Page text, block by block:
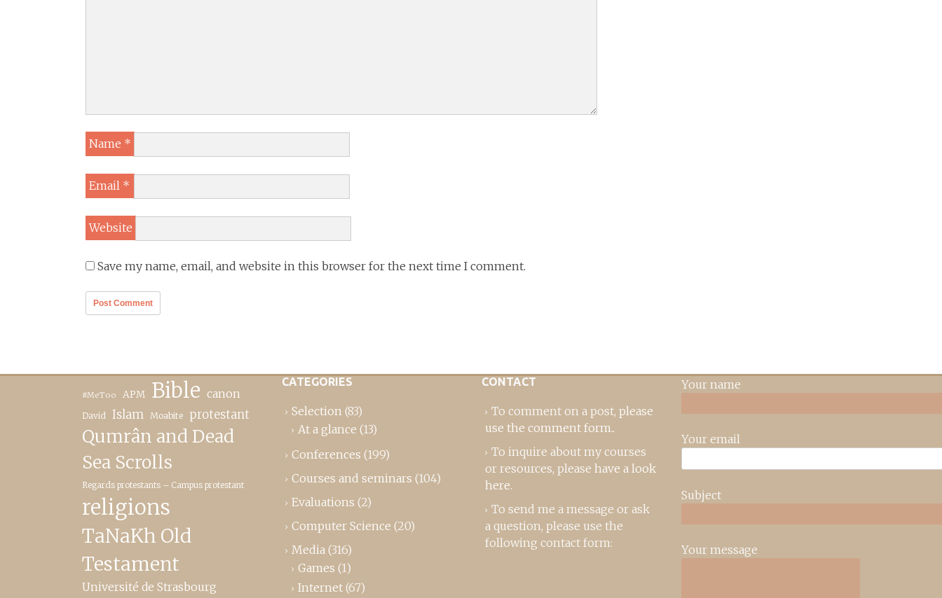
Name *
Email *
Website
Save my name, email, and website in this browser for the next time I comment.
#MeToo APM Bible canon
David Islam Moabite protestant
Qumrân and Dead
Sea Scrolls
Regards protestants – Campus protestant
religions
TaNaKh Old
Testament
Université de Strasbourg
CATEGORIES
Selection (83)
At a glance (13)
Conferences (199)
Courses and seminars (104)
Evaluations (2)
Computer Science (20)
Media (316)
Games (1)
Internet (67)
CONTACT
To comment on a post, please
use the comment form..
To inquire about my courses
or resources, please have a look
here.
To send me a message or ask
a question, please use the
following contact form:
Your name
Your email
Subject
Your message